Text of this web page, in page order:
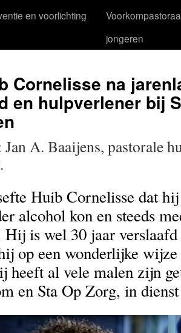
en voorlichting
jongeren
Cornelisse na
en hulpverlener bij
A. Baaijens, pastorale
Huib Cornelisse dat
alcohol kon en steeds
Hij is wel 30 jaar
op een wonderlijke wijze
heeft al vele malen zijn
en Sta Op Zorg, in